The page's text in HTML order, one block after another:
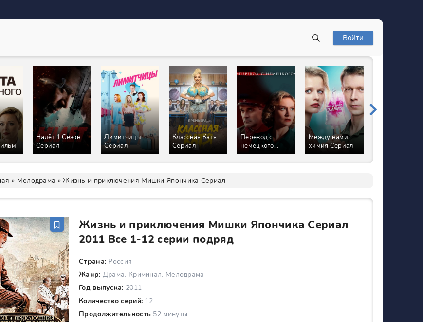
Войти
Налёт 1 Сезон
Сериал
Лимитчицы
Сериал
Классная Катя
Сериал
Перевод с
немецкого
Сериал
Между нами
химия Сериал
» Мелодрама » Жизнь и приключения Мишки Япончика Сериал
Жизнь и приключения Мишки Япончика Сериал
2011 Все 1-12 серии подряд
Страна: Россия
Жанр: Драма, Криминал, Мелодрама
Год выпуска: 2011
Количество серий: 12
Продолжительность 52 минуты